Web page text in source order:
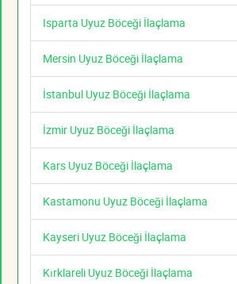
Isparta Uyuz Böceği İlaçlama
Mersin Uyuz Böceği İlaçlama
İstanbul Uyuz Böceği İlaçlama
İzmir Uyuz Böceği İlaçlama
Kars Uyuz Böceği İlaçlama
Kastamonu Uyuz Böceği İlaçlama
Kayseri Uyuz Böceği İlaçlama
Kırklareli Uyuz Böceği İlaçlama